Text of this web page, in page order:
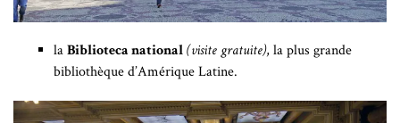
laBiblioteca national(visite gratuite), la plus grande
bibliothèque d’Amérique Latine.